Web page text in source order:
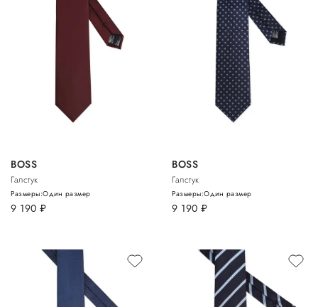
BOSS
Галстук
9 190 руб.
Размеры:Один размер
BOSS
Галстук
9 190 руб.
Размеры:Один размер